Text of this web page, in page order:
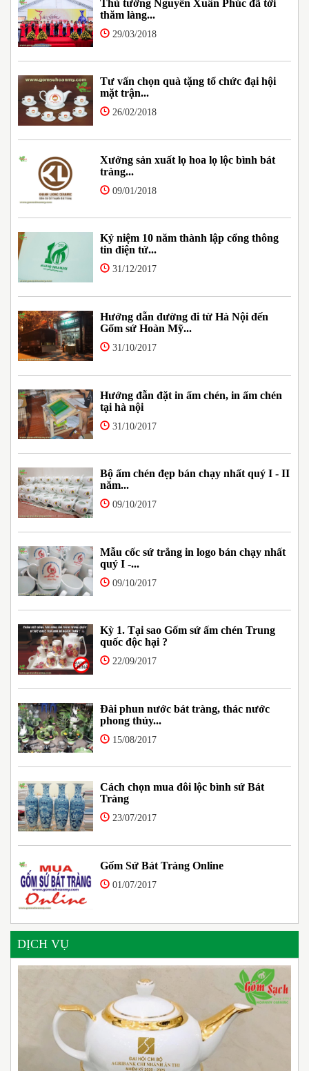
Thủ tướng Nguyễn Xuân Phúc đã tới
thăm làng...
29/03/2018
Tư vấn chọn quà tặng tổ chức đại hội
mặt trận...
26/02/2018
Xưởng sản xuất lọ hoa lọ lộc bình bát
tràng...
09/01/2018
Kỷ niệm 10 năm thành lập cổng thông
tin điện tử...
31/12/2017
Hướng dẫn đường đi từ Hà Nội đến
Gốm sứ Hoàn Mỹ...
31/10/2017
Hướng đẫn đặt in ấm chén, in ấm chén
tại hà nội
31/10/2017
Bộ ấm chén đẹp bán chạy nhất quý I - II
năm...
09/10/2017
Mẫu cốc sứ trắng in logo bán chạy nhất
quý I -...
09/10/2017
Kỳ 1. Tại sao Gốm sứ ấm chén Trung
quốc độc hại ?
22/09/2017
Đài phun nước bát tràng, thác nước
phong thủy...
15/08/2017
Cách chọn mua đôi lộc bình sứ Bát
Tràng
23/07/2017
Gốm Sứ Bát Tràng Online
01/07/2017
DỊCH VỤ